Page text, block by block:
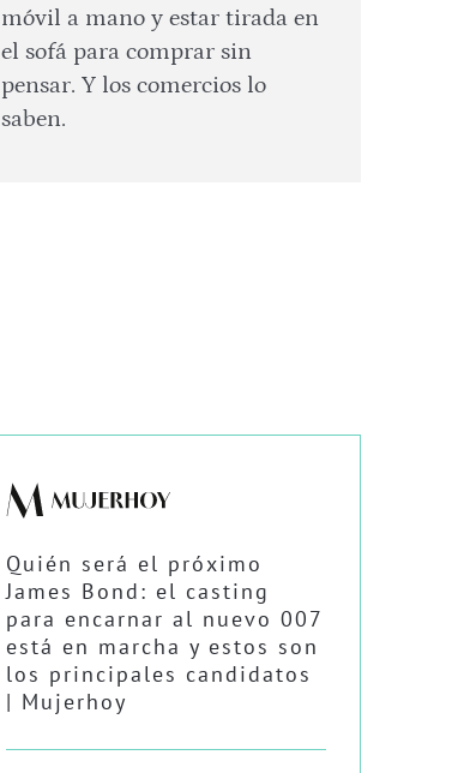
móvil a mano y estar tirada en
el sofá para comprar sin
pensar. Y los comercios lo
saben.
Quién será el próximo
James Bond: el casting
para encarnar al nuevo 007
está en marcha y estos son
los principales candidatos
| Mujerhoy